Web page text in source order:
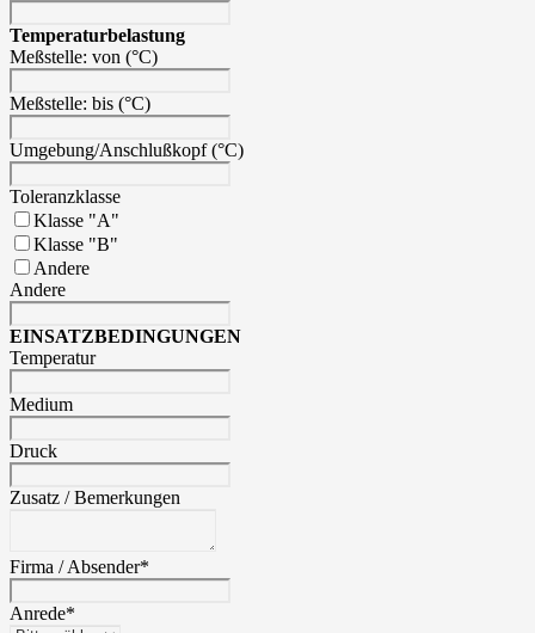
Temperaturbelastung
Meßstelle: von (°C)
Meßstelle: bis (°C)
Umgebung/Anschlußkopf (°C)
Toleranzklasse
Klasse "A"
Klasse "B"
Andere
Andere
EINSATZBEDINGUNGEN
Temperatur
Medium
Druck
Zusatz / Bemerkungen
Firma / Absender*
Anrede*